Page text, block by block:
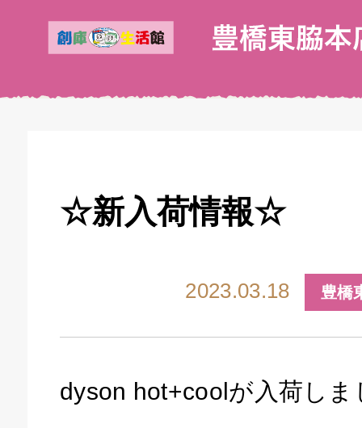
☆新入荷情報☆
2023.03.18 豊橋
dyson hot+coolが入荷しま